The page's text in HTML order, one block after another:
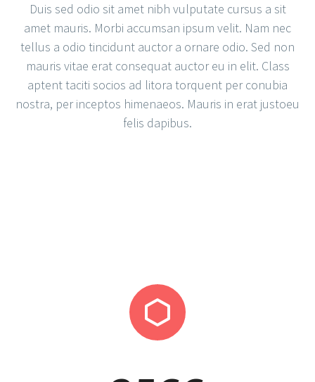
Duis sed odio sit amet nibh vulputate cursus a sit
amet mauris. Morbi accumsan ipsum velit. Nam nec
tellus a odio tincidunt auctor a ornare odio. Sed non
mauris vitae erat consequat auctor eu in elit. Class
aptent taciti socios ad litora torquent per conubia
nostra, per inceptos himenaeos. Mauris in erat justoeu
felis dapibus.

